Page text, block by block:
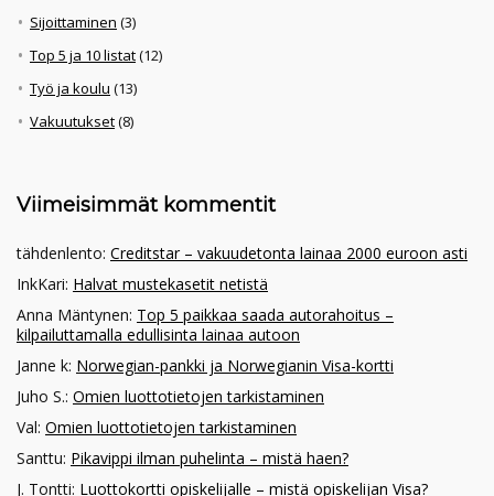
Sijoittaminen (3)
Top 5 ja 10 listat(12)
Työ ja koulu (13)
Vakuutukset(8)
Viimeisimmät kommentit
tähdenlento: Creditstar – vakuudetonta lainaa 2000 euroon asti
InkKari: Halvat mustekasetit netistä
Anna Mäntynen: Top 5 paikkaa saada autorahoitus –
kilpailuttamalla edullisinta lainaa autoon
Janne k: Norwegian-pankki ja Norwegianin Visa-kortti
Juho S.: Omien luottotietojen tarkistaminen
Val: Omien luottotietojen tarkistaminen
Santtu: Pikavippi ilman puhelinta – mistä haen?
J. Tontti: Luottokortti opiskelijalle – mistä opiskelijan Visa?